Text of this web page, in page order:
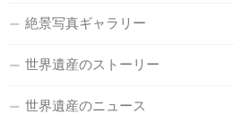
絶景写真ギャラリー
世界遺産のストーリー
世界遺産のニュース